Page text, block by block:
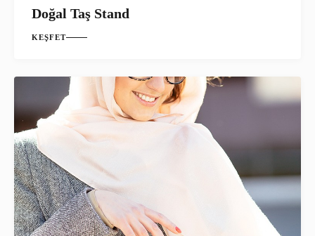
Doğal Taş Stand
KEŞFET